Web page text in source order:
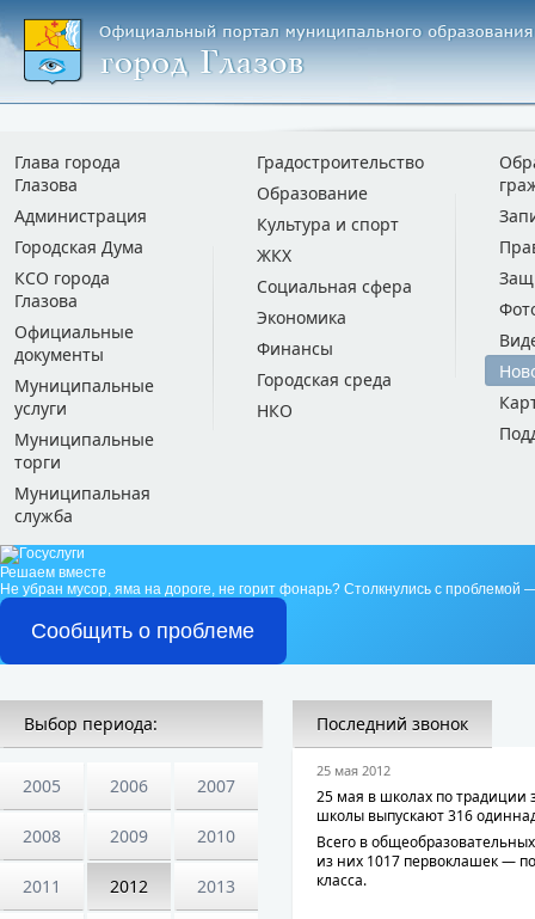
Глава города
Глазова
Администрация
Городская Дума
КСО города
Глазова
Официальные
документы
Муниципальные
услуги
Муниципальные
торги
Муниципальная
служба
Градостроительство
Образование
Культура и спорт
ЖКХ
Социальная сфера
Экономика
Финансы
Городская среда
НКО
Решаем вместе
Не убран мусор, яма на дороге, не горит фонарь? Столкнулись с проблемой
Сообщить о проблеме
Выбор периода:
2005 2006 2007
2008 2009 2010
2011 2012 2013
Последний звонок
25 мая 2012
25 мая в школах по традиции
школы выпускают 316
Всего в
из них 1017 первоклашек —
класса.